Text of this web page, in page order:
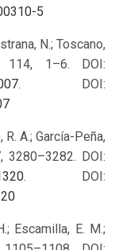
5
N.; Toscano,
114, 1–6. DOI:
. DOI:
A.; García-Peña,
3280–3282. DOI:
. DOI:
Escamilla, E. M.;